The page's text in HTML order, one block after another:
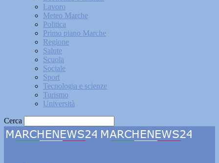
Lavoro
Meteo Marche
Politica
Primo piano Marche
Regione
Salute
Scuola
Sociale
Sport
Tecnologia e scienze
Turismo
Università
Cerca